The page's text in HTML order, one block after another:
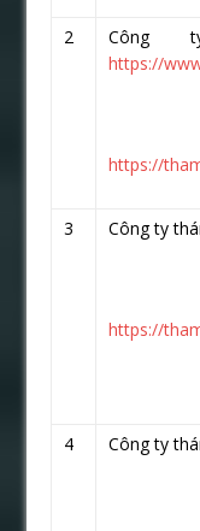
2
Công
https://
https://
3 Công ty
https://
4 Công ty